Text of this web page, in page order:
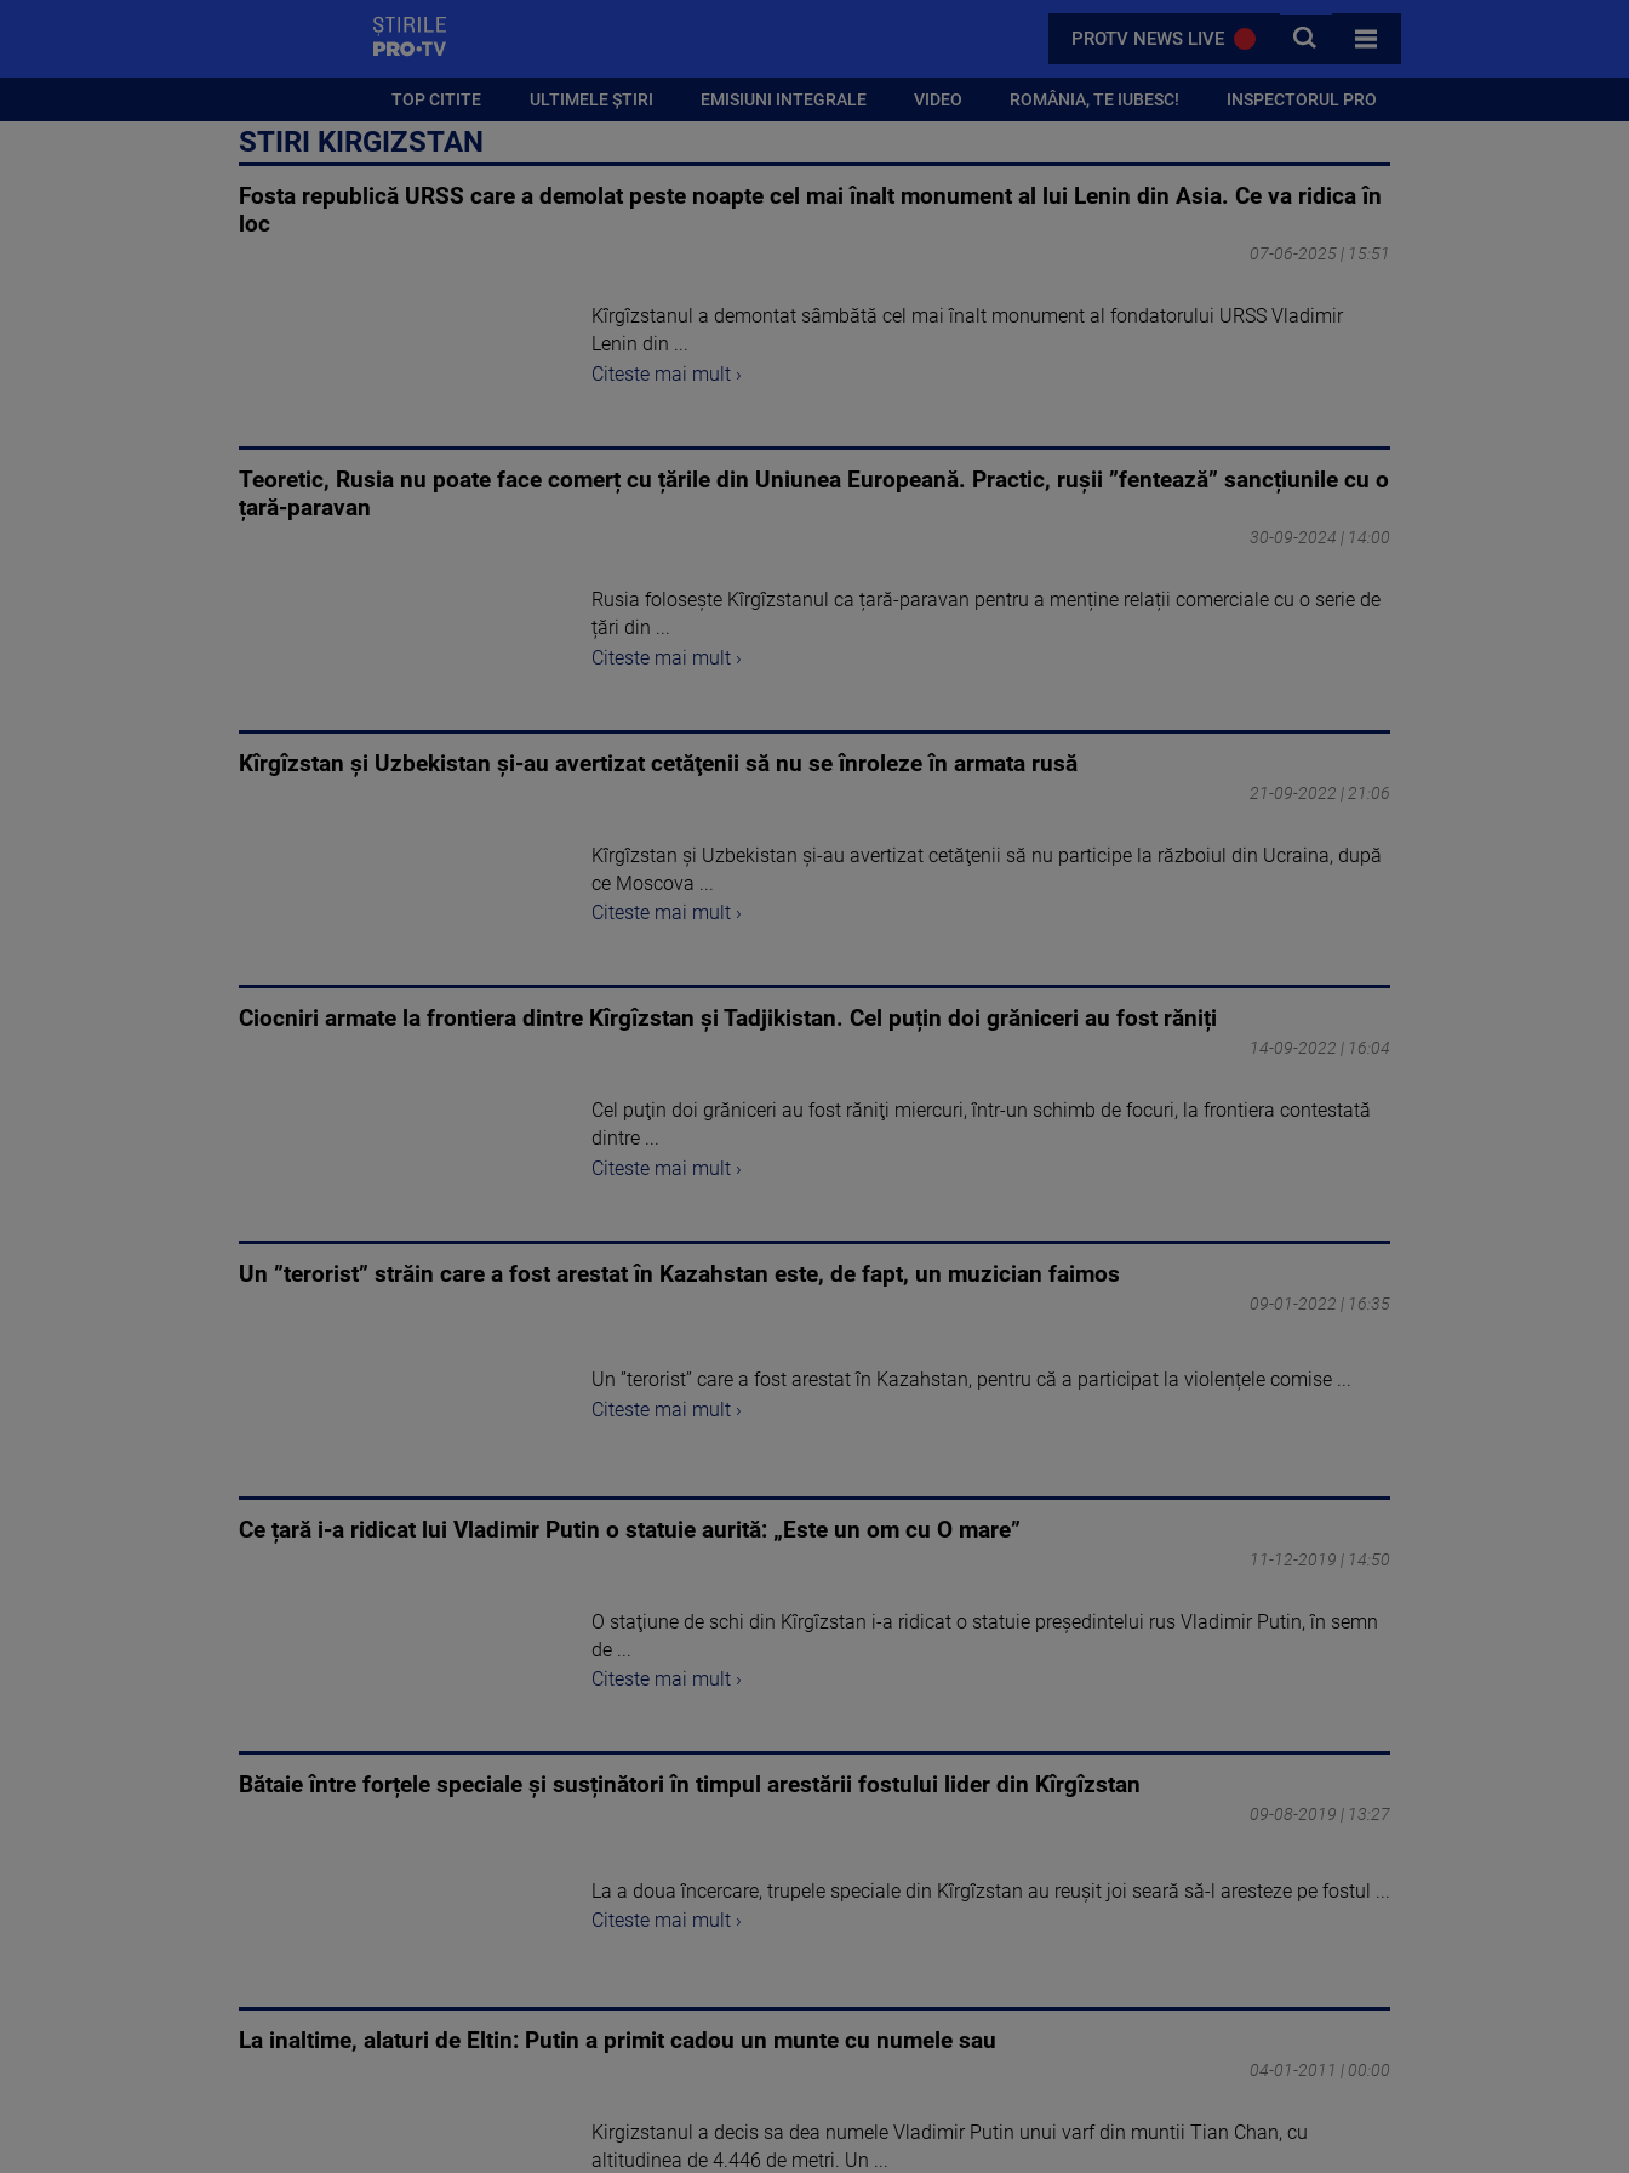
PROTV NEWS LIVE CAUTA
TOATE CATEGORIILE
TOP CITITE ULTIMELE ȘTIRI EMISIUNI INTEGRALE VIDEO ROMÂNIA, TE IUBESC! INSPECTORUL PRO
STIRI KIRGIZSTAN
Fosta republică URSS care a demolat peste noapte cel mai înalt monument al lui Lenin din Asia. Ce va ridica în
loc
07-06-2025 | 15:51
Kîrgîzstanul a demontat sâmbătă cel mai înalt monument al fondatorului URSS Vladimir
Lenin din ...
Citeste mai mult ›
Teoretic, Rusia nu poate face comerț cu țările din Uniunea Europeană. Practic, rușii ”fentează” sancțiunile cu o
țară-paravan
30-09-2024 | 14:00
Rusia folosește Kîrgîzstanul ca țară-paravan pentru a menține relații comerciale cu o serie de
țări din ...
Citeste mai mult ›
Kîrgîzstan şi Uzbekistan şi-au avertizat cetăţenii să nu se înroleze în armata rusă
21-09-2022 | 21:06
Kîrgîzstan şi Uzbekistan şi-au avertizat cetăţenii să nu participe la războiul din Ucraina, după
ce Moscova ...
Citeste mai mult ›
Ciocniri armate la frontiera dintre Kîrgîzstan şi Tadjikistan. Cel puțin doi grăniceri au fost răniți
14-09-2022 | 16:04
Cel puţin doi grăniceri au fost răniţi miercuri, într-un schimb de focuri, la frontiera contestată
dintre ...
Citeste mai mult ›
Un ”terorist” străin care a fost arestat în Kazahstan este, de fapt, un muzician faimos
09-01-2022 | 16:35
Un ”terorist” care a fost arestat în Kazahstan, pentru că a participat la violențele comise ...
Citeste mai mult ›
Ce țară i-a ridicat lui Vladimir Putin o statuie aurită: „Este un om cu O mare”
11-12-2019 | 14:50
O staţiune de schi din Kîrgîzstan i-a ridicat o statuie preşedintelui rus Vladimir Putin, în semn
de ...
Citeste mai mult ›
Bătaie între forțele speciale și susținători în timpul arestării fostului lider din Kîrgîzstan
09-08-2019 | 13:27
La a doua încercare, trupele speciale din Kîrgîzstan au reuşit joi seară să-l aresteze pe fostul ...
Citeste mai mult ›
La inaltime, alaturi de Eltin: Putin a primit cadou un munte cu numele sau
04-01-2011 | 00:00
Kirgizstanul a decis sa dea numele Vladimir Putin unui varf din muntii Tian Chan, cu
altitudinea de 4.446 de metri. Un ...